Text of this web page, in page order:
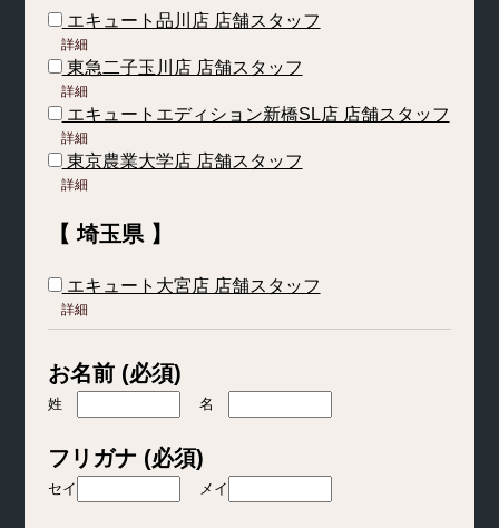
エキュート品川店 店舗スタッフ
詳細
東急二子玉川店 店舗スタッフ
詳細
エキュートエディション新橋SL店 店舗スタッフ
詳細
東京農業大学店 店舗スタッフ
詳細
【 埼玉県 】
エキュート大宮店 店舗スタッフ
詳細
お名前 (必須)
姓 名
フリガナ (必須)
セイ メイ